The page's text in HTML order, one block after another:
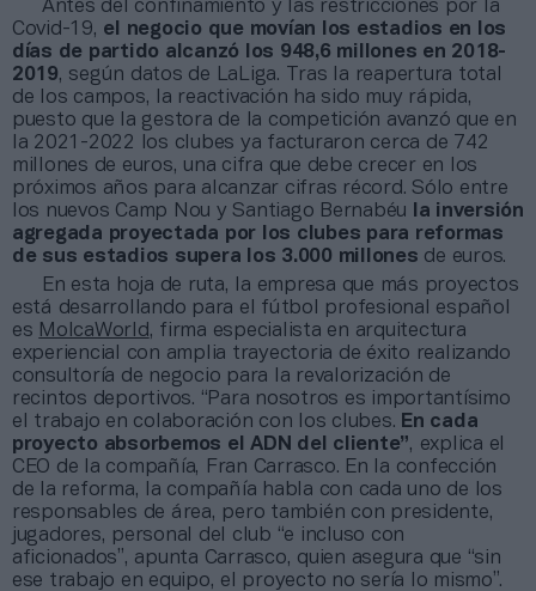
Antes del confinamiento y las restricciones por la
Covid-19, el negocio que movían los estadios en los
días de partido alcanzó los 948,6 millones en 2018-
2019, según datos de LaLiga. Tras la reapertura total
de los campos, la reactivación ha sido muy rápida,
puesto que la gestora de la competición avanzó que en
la 2021-2022 los clubes ya facturaron cerca de 742
millones de euros, una cifra que debe crecer en los
próximos años para alcanzar cifras récord. Sólo entre
los nuevos Camp Nou y Santiago Bernabéu
la inversión
agregada proyectada por los clubes para reformas
de sus estadios supera los 3.000 millones de euros.
En esta hoja de ruta, la empresa que más proyectos
está desarrollando para el fútbol profesional español
es MolcaWorld , firma especialista en arquitectura
experiencial con amplia trayectoria de éxito realizando
consultoría de negocio para la revalorización de
recintos deportivos. “Para nosotros es importantísimo
el trabajo en colaboración con los clubes. En cada
proyecto absorbemos el ADN del cliente”, explica el
CEO de la compañía, Fran Carrasco. En la confección
de la reforma, la compañía habla con cada uno de los
responsables de área, pero también con presidente,
jugadores, personal del club “e incluso con
aficionados”, apunta Carrasco, quien asegura que “sin
ese trabajo en equipo, el proyecto no sería lo mismo”.